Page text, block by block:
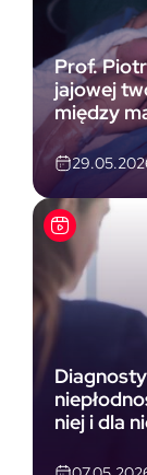
Prof.
jajowej
między
niej i dla